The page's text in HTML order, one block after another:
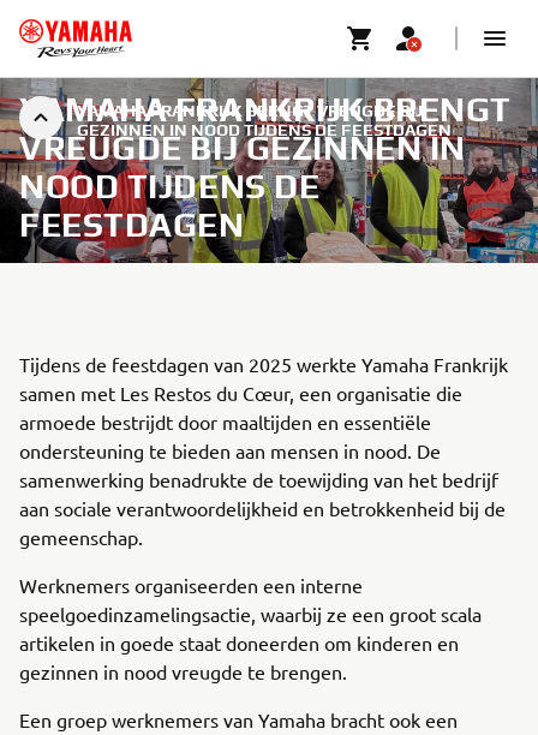
YAMAHA FRANKRIJK BRENGT VREUGDE BIJ
GEZINNEN IN NOOD TIJDENS DE FEESTDAGEN
YAMAHA FRANKRIJK BRENGT
VREUGDE BIJ GEZINNEN IN
NOOD TIJDENS DE
FEESTDAGEN
Tijdens de feestdagen van 2025 werkte Yamaha Frankrijk
samen met Les Restos du Cœur, een organisatie die
armoede bestrijdt door maaltijden en essentiële
ondersteuning te bieden aan mensen in nood. De
samenwerking benadrukte de toewijding van het bedrijf
aan sociale verantwoordelijkheid en betrokkenheid bij de
gemeenschap.
Werknemers organiseerden een interne
speelgoedinzamelingsactie, waarbij ze een groot scala
artikelen in goede staat doneerden om kinderen en
gezinnen in nood vreugde te brengen.
Een groep werknemers van Yamaha bracht ook een